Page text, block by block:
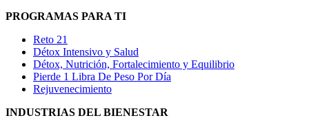
PROGRAMAS PARA TI
Reto 21
Détox Intensivo y Salud
Détox, Nutrición, Fortalecimiento y Equilibrio
Pierde 1 Libra De Peso Por Día
Rejuvenecimiento
INDUSTRIAS DEL BIENESTAR